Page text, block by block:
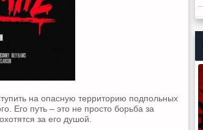
на опасную территорию подпольных
Его путь – это не просто борьба за
за его душой.